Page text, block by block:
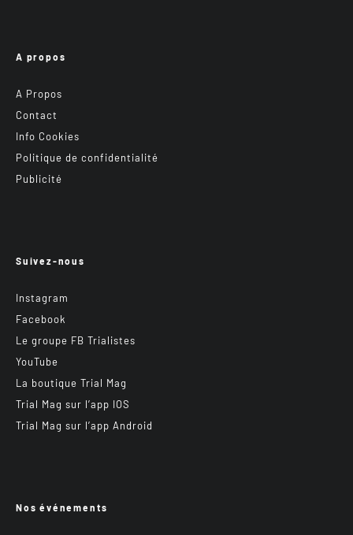
A propos
A Propos
Contact
Info Cookies
Politique de confidentialité
Publicité
Suivez-nous
Instagram
Facebook
Le groupe FB Trialistes
YouTube
La boutique Trial Mag
Trial Mag sur l’app IOS
Trial Mag sur l’app Android
Nos événements